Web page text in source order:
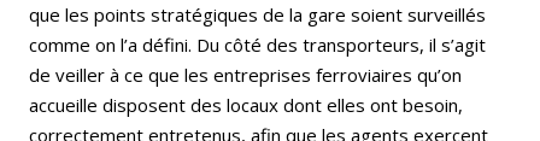
que les points stratégiques de la gare soient surveillés
comme on l’a défini. Du côté des transporteurs, il s’agit
de veiller à ce que les entreprises ferroviaires qu’on
accueille disposent des locaux dont elles ont besoin,
correctement entretenus, afin que les agents exercent